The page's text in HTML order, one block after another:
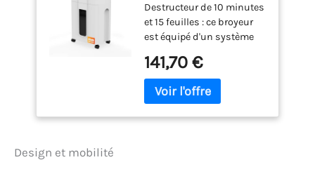
15 feuilles à coupe
croisée pour usage
domestique avec
poubelle coulissante
de 18 L et roulettes,
déchiqueteuse de
bureau blanche pour
documents
Destructeur de 10 minutes
et 15 feuilles : ce broyeur
est équipé d'un système
et d'une technologie de
coupe brevetée. Il peut
fonctionner en continu
141,70 €
Design et mobilité